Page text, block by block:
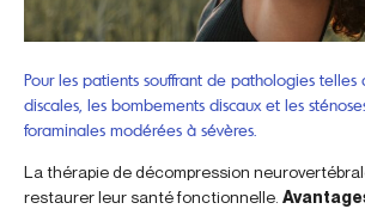
Pour les patients souffrant de pathologies telles
discales, les bombements discaux et les
foraminales modérées à sévères.
La thérapie de décompression
restaurer leur santé fonctionnelle.